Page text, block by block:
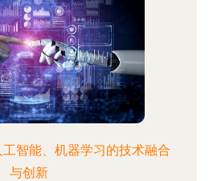
智能、机器学习的技术融合
与创新